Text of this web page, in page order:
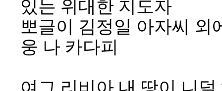
있는 위대한 지도자
뽀글이 김정일 아자씨 외
웅 나 카다피